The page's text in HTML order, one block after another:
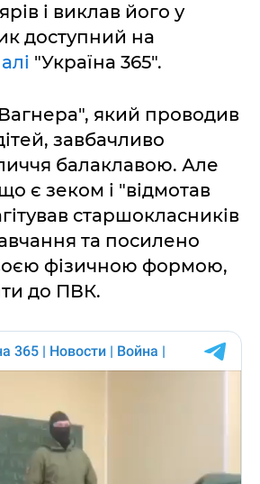
і виклав його у
доступний на
"Україна 365".
який проводив
завбачливо
балаклавою. Але
є зеком і "відмотав
старшокласників
та посилено
фізичною формою,
до ПВК.